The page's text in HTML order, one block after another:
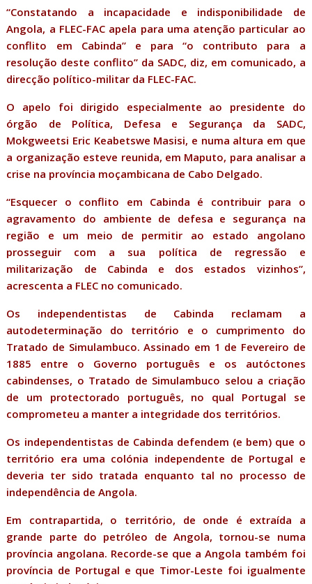
“Constatando a incapacidade e indisponibilidade de
Angola, a FLEC-FAC apela para uma atenção particular ao
conflito em Cabinda” e para “o contributo para a
resolução deste conflito” da SADC, diz, em comunicado, a
direcção político-militar da FLEC-FAC.
O apelo foi dirigido especialmente ao presidente do
órgão de Política, Defesa e Segurança da SADC,
Mokgweetsi Eric Keabetswe Masisi, e numa altura em que
a organização esteve reunida, em Maputo, para analisar a
crise na província moçambicana de Cabo Delgado.
“Esquecer o conflito em Cabinda é contribuir para o
agravamento do ambiente de defesa e segurança na
região e um meio de permitir ao estado angolano
prosseguir com a sua política de regressão e
militarização de Cabinda e dos estados vizinhos”,
acrescenta a FLEC no comunicado.
Os independentistas de Cabinda reclamam a
autodeterminação do território e o cumprimento do
Tratado de Simulambuco. Assinado em 1 de Fevereiro de
1885 entre o Governo português e os autóctones
cabindenses, o Tratado de Simulambuco selou a criação
de um protectorado português, no qual Portugal se
comprometeu a manter a integridade dos territórios.
Os independentistas de Cabinda defendem (e bem) que o
território era uma colónia independente de Portugal e
deveria ter sido tratada enquanto tal no processo de
independência de Angola.
Em contrapartida, o território, de onde é extraída a
grande parte do petróleo de Angola, tornou-se numa
província angolana. Recorde-se que a Angola também foi
província de Portugal e que Timor-Leste foi igualmente